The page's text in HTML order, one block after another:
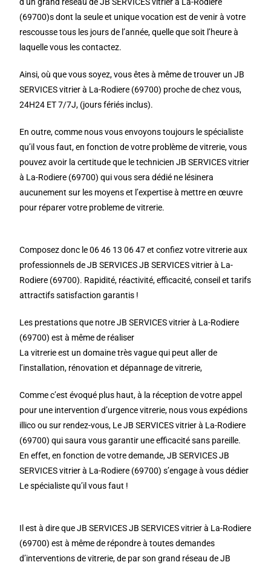
(69700)s dont la seule et unique vocation est de venir à votre
rescousse tous les jours de l’année, quelle que soit l’heure à
laquelle vous les contactez.
Ainsi, où que vous soyez, vous êtes à même de trouver un JB
SERVICES vitrier à La-Rodiere (69700) proche de chez vous,
24H24 ET 7/7J, (jours fériés inclus).
En outre, comme nous vous envoyons toujours le spécialiste
qu’il vous faut, en fonction de votre problème de vitrerie, vous
pouvez avoir la certitude que le technicien JB SERVICES vitrier
à La-Rodiere (69700) qui vous sera dédié ne lésinera
aucunement sur les moyens et l’expertise à mettre en œuvre
pour réparer votre probleme de vitrerie.
Composez donc le 06 46 13 06 47 et confiez votre vitrerie aux
professionnels de JB SERVICES JB SERVICES vitrier à La-
Rodiere (69700). Rapidité, réactivité, efficacité, conseil et tarifs
attractifs satisfaction garantis !
Les prestations que notre JB SERVICES vitrier à La-Rodiere
(69700) est à même de réaliser
La vitrerie est un domaine très vague qui peut aller de
l’installation, rénovation et dépannage de vitrerie,
Comme c’est évoqué plus haut, à la réception de votre appel
pour une intervention d’urgence vitrerie, nous vous expédions
illico ou sur rendez-vous, Le JB SERVICES vitrier à La-Rodiere
(69700) qui saura vous garantir une efficacité sans pareille.
En effet, en fonction de votre demande, JB SERVICES JB
SERVICES vitrier à La-Rodiere (69700) s’engage à vous dédier
Le spécialiste qu’il vous faut !
Il est à dire que JB SERVICES JB SERVICES vitrier à La-Rodiere
(69700) est à même de répondre à toutes demandes
d’interventions de vitrerie, de par son grand réseau de JB